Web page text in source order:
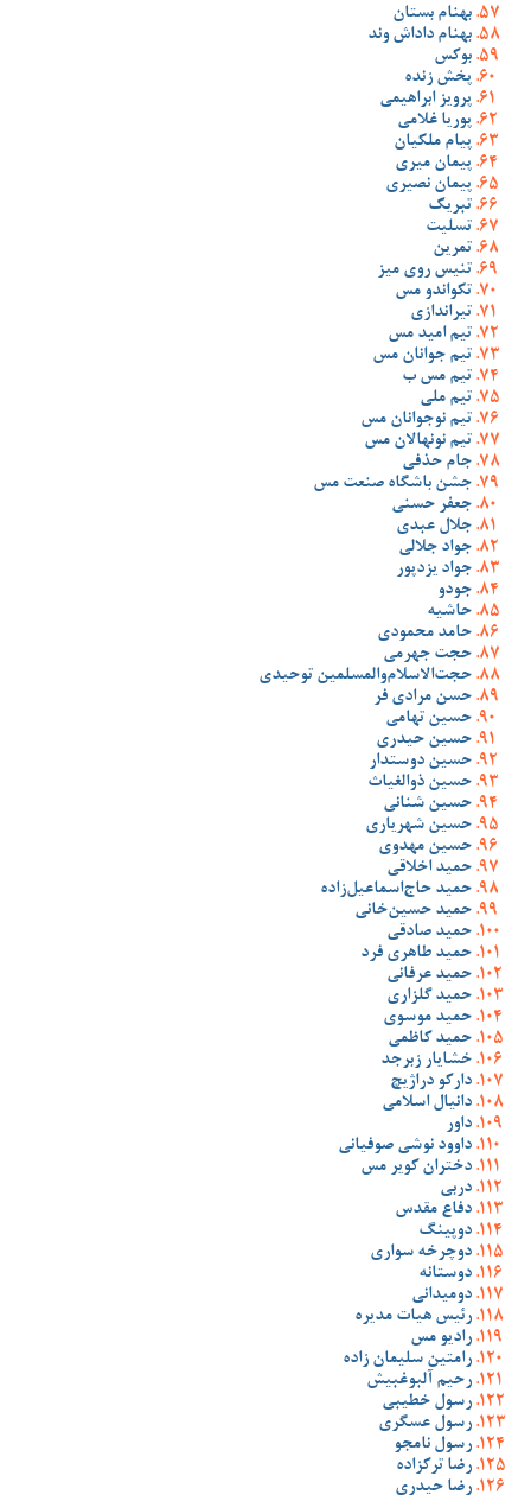
بهنام بستان
بهنام داداش وند
بوکس
پخش زنده
پرویز ابراهیمی
پوریا غلامی
پیام ملکیان
پیمان میری
پیمان نصیری
تبریک
تسلیت
تمرین
تنیس روی میز
تکواندو مس
تیراندازی
تیم امید مس
تیم جوانان مس
تیم مس ب
تیم ملی
تیم نوجوانان مس
تیم نونهالان مس
جام حذفی
جشن باشگاه صنعت مس
جعفر حسنی
جلال عبدی
جواد جلالی
جواد یزدپور
جودو
حاشیه
حامد محمودی
حجت جهرمی
حجت‌الاسلام‌والمسلمین توحیدی
حسن مرادی فر
حسین تهامی
حسین حیدری
حسین دوستدار
حسین ذوالغیاث
حسین شنانی
حسین شهریاری
حسین مهدوی
حمید اخلاقی
حمید حاج‌اسماعیل‌زاده
حمید حسین‌خانی
حمید صادقی
حمید طاهری فرد
حمید عرفانی
حمید گلزاری
حمید موسوی
حمید کاظمی
خشایار زبرجد
دارکو دراژیچ
دانیال اسلامی
داور
داوود نوشی صوفیانی
دختران کویر مس
دربی
دفاع مقدس
دوپینگ
دوچرخه سواری
دوستانه
دومیدانی
رئیس هیات مدیره
رادیو مس
رامتین سلیمان زاده
رحیم آلبوغبیش
رسول خطیبی
رسول عسگری
رسول نامجو
رضا ترکزاده
رضا حیدری